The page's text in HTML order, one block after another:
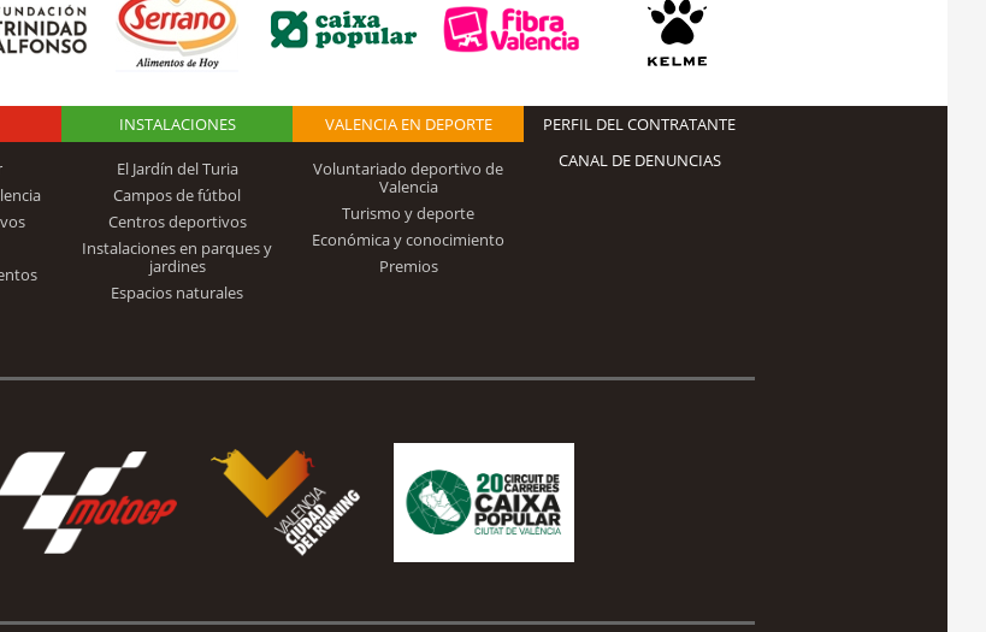
Alfonso
INSTALACIONES
El Jardín del Turia
Campos de fútbol
Centros deportivos
Instalaciones en parques y
jardines
Espacios naturales
VALENCIA EN DEPORTE
Voluntariado deportivo de
Valencia
Turismo y deporte
Económica y conocimiento
Premios
PERFIL DEL CONTRATANTE
CANAL DE DENUNCIAS